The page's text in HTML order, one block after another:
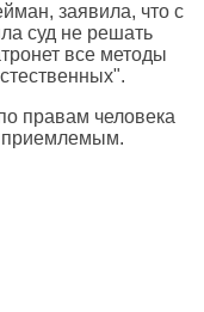
заявила, что с
суд не решать
все методы
правам человека
приемлемым.